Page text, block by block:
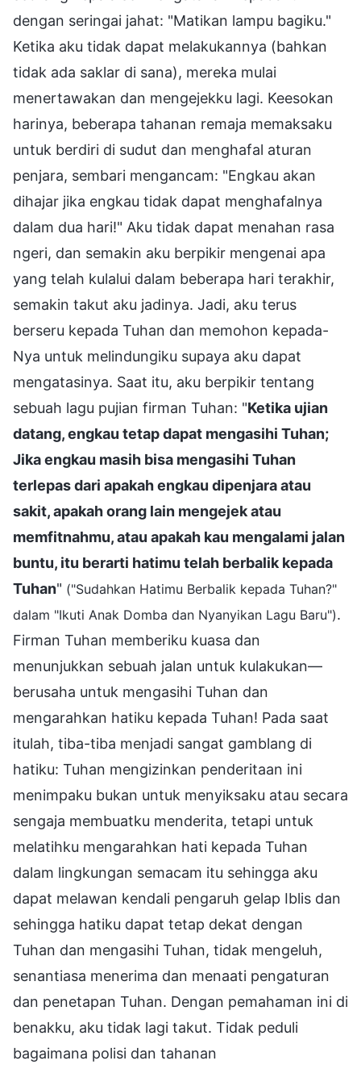
dengan seringai jahat: "Matikan lampu bagiku."
Ketika aku tidak dapat melakukannya (bahkan
tidak ada saklar di sana), mereka mulai
menertawakan dan mengejekku lagi. Keesokan
harinya, beberapa tahanan remaja memaksaku
untuk berdiri di sudut dan menghafal aturan
penjara, sembari mengancam: "Engkau akan
dihajar jika engkau tidak dapat menghafalnya
dalam dua hari!" Aku tidak dapat menahan rasa
ngeri, dan semakin aku berpikir mengenai apa
yang telah kulalui dalam beberapa hari terakhir,
semakin takut aku jadinya. Jadi, aku terus
berseru kepada Tuhan dan memohon kepada-
Nya untuk melindungiku supaya aku dapat
mengatasinya. Saat itu, aku berpikir tentang
sebuah lagu pujian firman Tuhan: "Ketika ujian
datang, engkau tetap dapat mengasihi Tuhan;
Jika engkau masih bisa mengasihi Tuhan
terlepas dari apakah engkau dipenjara atau
sakit, apakah orang lain mengejek atau
memfitnahmu, atau apakah kau mengalami jalan
buntu, itu berarti hatimu telah berbalik kepada
Tuhan" ("Sudahkan Hatimu Berbalik kepada Tuhan?"
dalam "Ikuti Anak Domba dan Nyanyikan Lagu Baru").
Firman Tuhan memberiku kuasa dan
menunjukkan sebuah jalan untuk kulakukan—
berusaha untuk mengasihi Tuhan dan
mengarahkan hatiku kepada Tuhan! Pada saat
itulah, tiba-tiba menjadi sangat gamblang di
hatiku: Tuhan mengizinkan penderitaan ini
menimpaku bukan untuk menyiksaku atau secara
sengaja membuatku menderita, tetapi untuk
melatihku mengarahkan hati kepada Tuhan
dalam lingkungan semacam itu sehingga aku
dapat melawan kendali pengaruh gelap Iblis dan
sehingga hatiku dapat tetap dekat dengan
Tuhan dan mengasihi Tuhan, tidak mengeluh,
senantiasa menerima dan menaati pengaturan
dan penetapan Tuhan. Dengan pemahaman ini di
benakku, aku tidak lagi takut. Tidak peduli
bagaimana polisi dan tahanan